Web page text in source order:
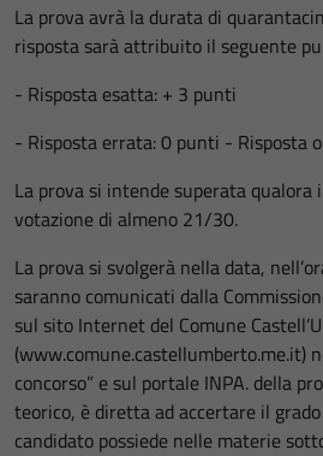
La prova avrà la durata di
risposta sarà attribuito il seguente
- Risposta esatta: + 3 punti
- Risposta errata: 0 punti - Risposta
La prova si intende superata
votazione di almeno 21/30.
La prova si svolgerà nella data,
saranno comunicati dalla
sul sito Internet del Comune
(www.comune.castellumberto.me.it)
concorso” e sul portale INPA. della
teorico, è diretta ad accertare il
candidato possiede nelle materie